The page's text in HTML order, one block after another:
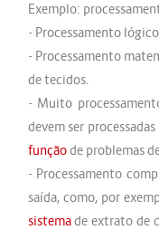
Exemplo:
- Processamento
- Processamento
de tecidos.
- Muito
devem ser
funçãode problemas
- Processamento
saída, como, por
sistemade extrato de